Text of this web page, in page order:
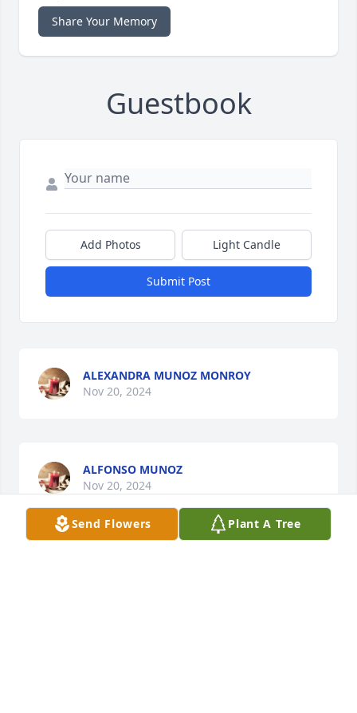
Share Your Memory
Guestbook
Add Photos Light Candle
Submit Post
ALEXANDRA MUNOZ MONROY
Nov 20, 2024
ALFONSO MUNOZ
Nov 20, 2024
Send Flowers Plant A Tree